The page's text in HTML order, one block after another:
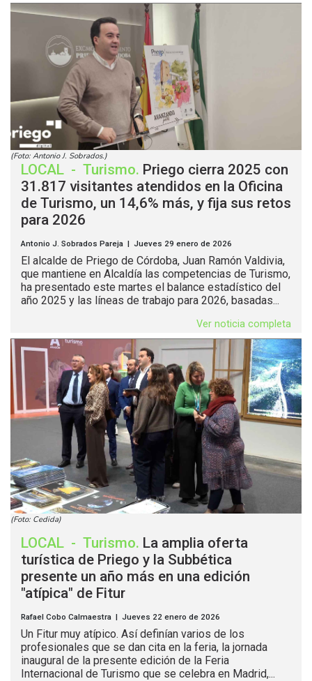
(Foto: Antonio J. Sobrados.)
LOCAL - Turismo. Priego cierra 2025 con
31.817 visitantes atendidos en la Oficina
de Turismo, un 14,6% más, y fija sus retos
para 2026
Antonio J. Sobrados Pareja | Jueves 29 enero de 2026
El alcalde de Priego de Córdoba, Juan Ramón Valdivia,
que mantiene en Alcaldía las competencias de Turismo,
ha presentado este martes el balance estadístico del
año 2025 y las líneas de trabajo para 2026, basadas...
Ver noticia completa
(Foto: Cedida)
LOCAL - Turismo. La amplia oferta
turística de Priego y la Subbética
presente un año más en una edición
"atípica" de Fitur
Rafael Cobo Calmaestra | Jueves 22 enero de 2026
Un Fitur muy atípico. Así definían varios de los
profesionales que se dan cita en la feria, la jornada
inaugural de la presente edición de la Feria
Internacional de Turismo que se celebra en Madrid,...